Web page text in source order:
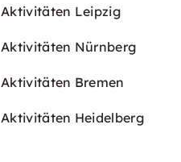
Aktivitäten Leipzig
Aktivitäten Nürnberg
Aktivitäten Bremen
Aktivitäten Heidelberg